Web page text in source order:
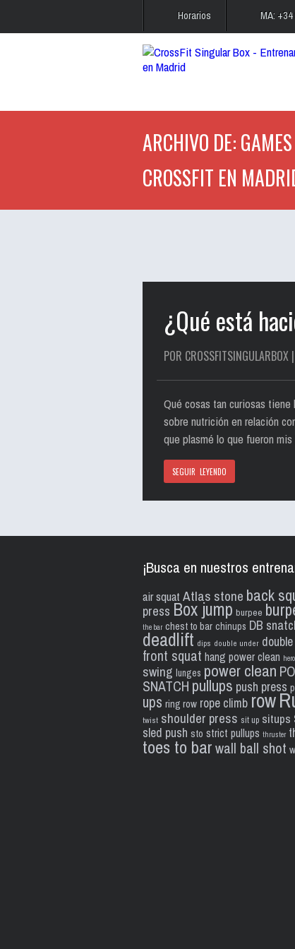
Horarios MA:
ARCHIVO DE:
CROSSFIT EN
¿Qué está
POR CROSSFITSINGULARBOX
Qué cosas tan curiosas
sobre nutrición en relación
que plasmé lo que fueron
SEGUIR LEYENDO
¡Busca en nuestros
air squat Atlas stone back
press Box jump burpee
the bar chest to bar chinups DB
deadlift dips double under
front squat hang power clean hero
swing lunges power clean
SNATCH pullups push press
ups ring row rope climb row
twist shoulder press sit up situps
sled push sto strict pullups thruster
toes to barwall ball shot